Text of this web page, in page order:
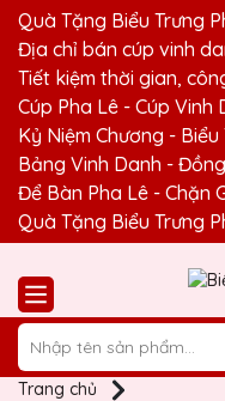
Quà Tặng Biểu Trưng
Địa chỉ bán cúp vinh
Tiết kiệm thời gian,
Cúp Pha Lê - Cúp Vinh
Kỷ Niệm Chương -
Bảng Vinh Danh -
Để Bàn Pha Lê - Chặn
Quà Tặng Biểu Trưng
Trang chủ